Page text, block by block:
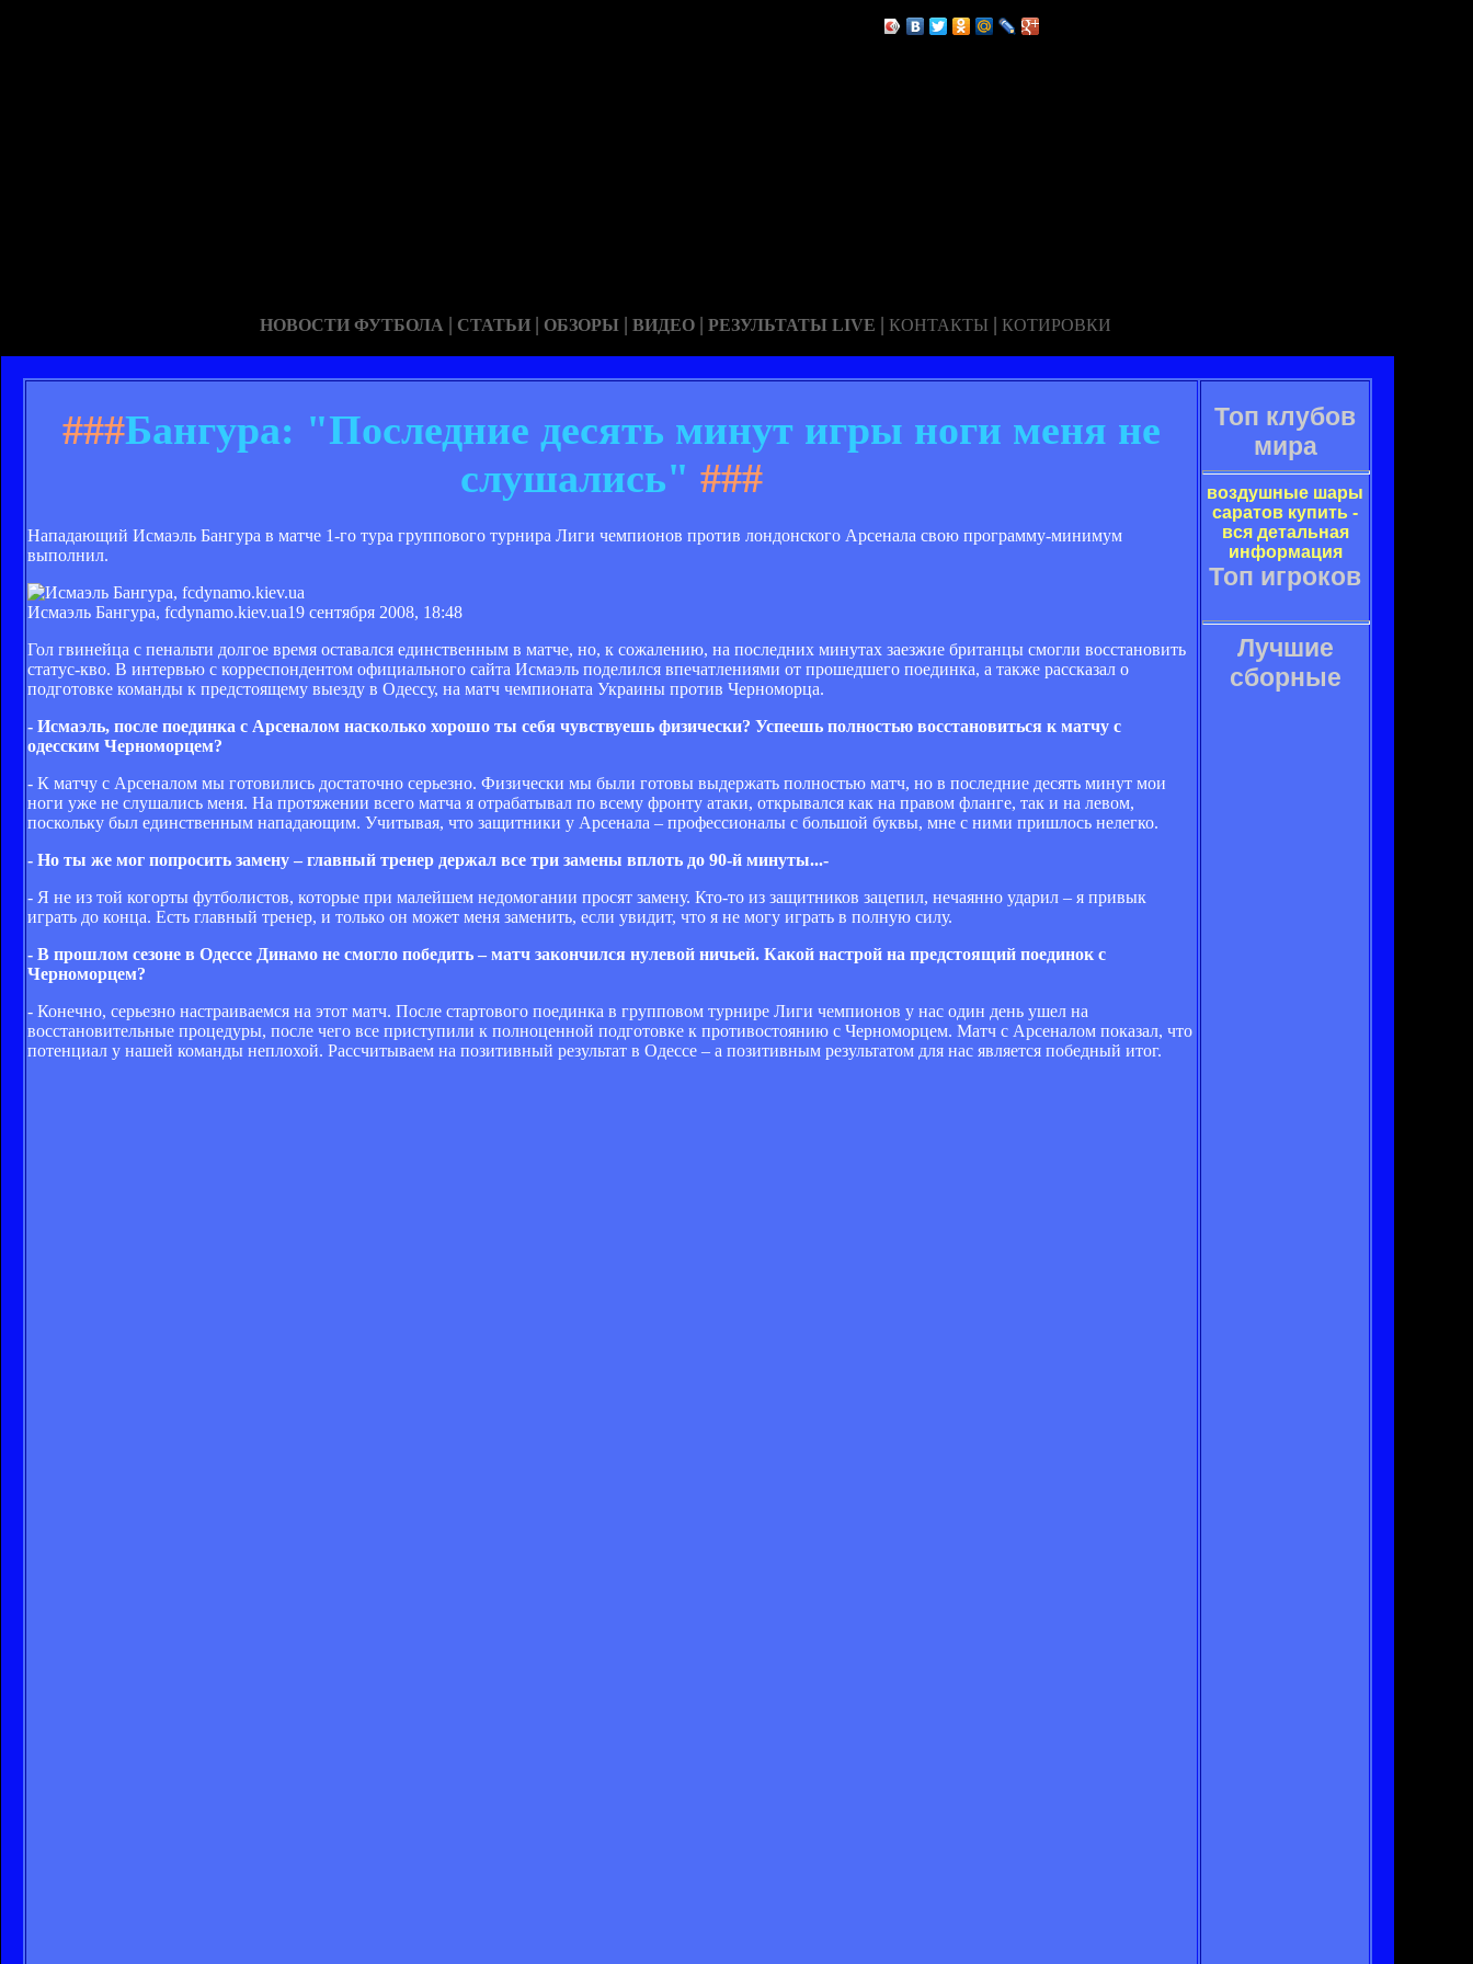
НОВОСТИ ФУТБОЛА | СТАТЬИ | ОБЗОРЫ | ВИДЕО | РЕЗУЛЬТАТЫ LIVE | КОНТАКТЫ | КОТИРОВКИ
###Бангура: "Последние десять минут игры ноги меня не
слушались" ###
Нападающий Исмаэль Бангура в матче 1-го тура группового турнира Лиги чемпионов против лондонского Арсенала свою программу-минимум
выполнил.
Исмаэль Бангура, fcdynamo.kiev.ua19 сентября 2008, 18:48
Гол гвинейца с пенальти долгое время оставался единственным в матче, но, к сожалению, на последних минутах заезжие британцы смогли восстановить
статус-кво. В интервью с корреспондентом официального сайта Исмаэль поделился впечатлениями от прошедшего поединка, а также рассказал о
подготовке команды к предстоящему выезду в Одессу, на матч чемпионата Украины против Черноморца.
- Исмаэль, после поединка с Арсеналом насколько хорошо ты себя чувствуешь физически? Успеешь полностью восстановиться к матчу с
одесским Черноморцем?
- К матчу с Арсеналом мы готовились достаточно серьезно. Физически мы были готовы выдержать полностью матч, но в последние десять минут мои
ноги уже не слушались меня. На протяжении всего матча я отрабатывал по всему фронту атаки, открывался как на правом фланге, так и на левом,
поскольку был единственным нападающим. Учитывая, что защитники у Арсенала – профессионалы с большой буквы, мне с ними пришлось нелегко.
- Но ты же мог попросить замену – главный тренер держал все три замены вплоть до 90-й минуты...-
- Я не из той когорты футболистов, которые при малейшем недомогании просят замену. Кто-то из защитников зацепил, нечаянно ударил – я привык
играть до конца. Есть главный тренер, и только он может меня заменить, если увидит, что я не могу играть в полную силу.
- В прошлом сезоне в Одессе Динамо не смогло победить – матч закончился нулевой ничьей. Какой настрой на предстоящий поединок с
Черноморцем?
- Конечно, серьезно настраиваемся на этот матч. После стартового поединка в групповом турнире Лиги чемпионов у нас один день ушел на
восстановительные процедуры, после чего все приступили к полноценной подготовке к противостоянию с Черноморцем. Матч с Арсеналом показал, что
потенциал у нашей команды неплохой. Рассчитываем на позитивный результат в Одессе – а позитивным результатом для нас является победный итог.
Топ клубов
мира
воздушные шары
саратов купить -
вся детальная
информация
Топ игроков
Лучшие
сборные